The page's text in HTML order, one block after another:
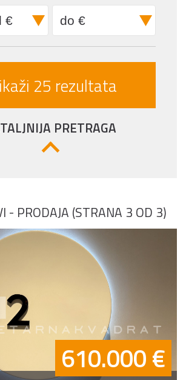
PRETRAGA
- PRODAJA (STRANA 3 OD 3)
610.000 €